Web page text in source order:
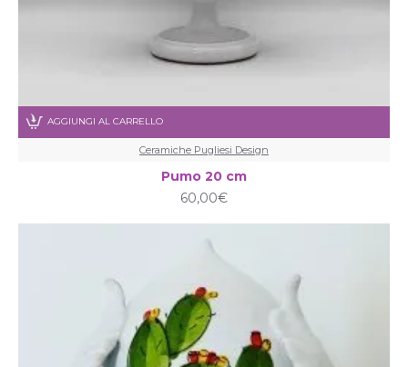
Ceramiche Pugliesi Design
Pumo 20 cm
60,00€
AGGIUNGI AL CARRELLO